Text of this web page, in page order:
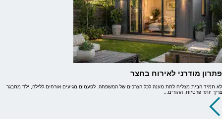
פתרון מודרני לאירוח בחצר
לא תמיד הבית מצליח לתת מענה לכל הצרכים של המשפחה. לפעמים מגיעים אורחים ללילה, ילד מתבגר
צריך יותר פרטיות, ההורים...